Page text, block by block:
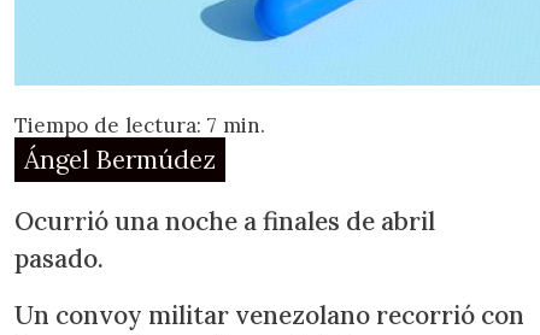
Tiempo de lectura: 7 min.
Ángel Bermúdez
Ocurrió una noche a finales de abril
pasado.
Un convoy militar venezolano recorrió con